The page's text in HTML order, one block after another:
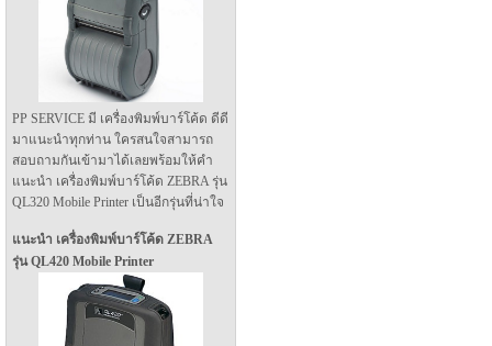
PP SERVICE มี เครื่องพิมพ์บาร์โค้ด ดีดี
มาแนะนำทุกท่าน ใครสนใจสามารถ
สอบถามกันเข้ามาได้เลยพร้อมให้คำ
แนะนำ เครื่องพิมพ์บาร์โค้ด ZEBRA รุ่น
QL320 Mobile Printer เป็นอีกรุ่นที่น่าใจ
แนะนำ เครื่องพิมพ์บาร์โค้ด ZEBRA
รุ่น QL420 Mobile Printer